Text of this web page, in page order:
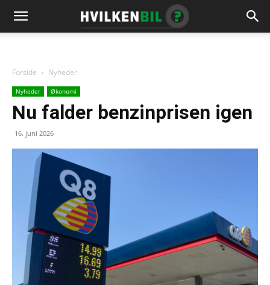
Forside Nyheder
Nyheder Økonomi
Nu falder benzinprisen igen
16. juni 2026